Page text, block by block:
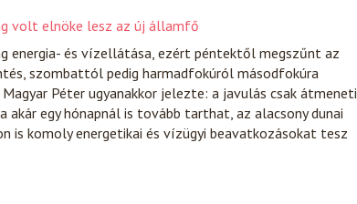
volt elnöke lesz az új államfő
energia- és vízellátása, ezért péntektől megszűnt az
szombattól pedig harmadfokúról másodfokúra
Péter ugyanakkor jelezte: a javulás csak átmeneti
akár egy hónapnál is tovább tarthat, az alacsony dunai
is komoly energetikai és vízügyi beavatkozásokat tesz